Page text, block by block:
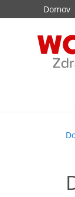
Domov